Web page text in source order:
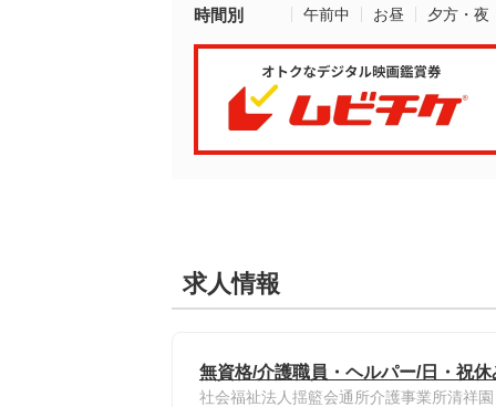
時間別 午前中 お昼 夕方・夜
求人情報
無資格/介護職員・ヘルパー/日・祝
社会福祉法人揺籃会通所介護事業所清祥園